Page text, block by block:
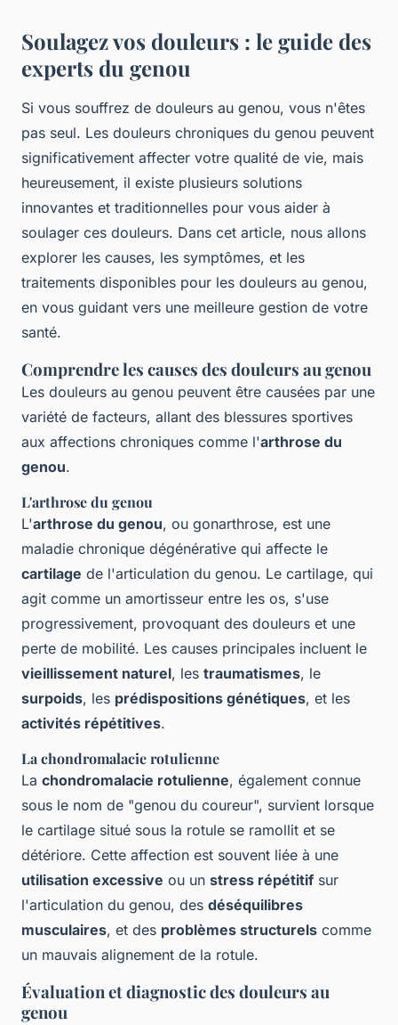
Soulagez vos douleurs : le guide des
experts du genou
Si vous souffrez de douleurs au genou, vous n'êtes
pas seul. Les douleurs chroniques du genou peuvent
significativement affecter votre qualité de vie, mais
heureusement, il existe plusieurs solutions
innovantes et traditionnelles pour vous aider à
soulager ces douleurs. Dans cet article, nous allons
explorer les causes, les symptômes, et les
traitements disponibles pour les douleurs au genou,
en vous guidant vers une meilleure gestion de votre
santé.
Comprendre les causes des douleurs au genou
Les douleurs au genou peuvent être causées par une
variété de facteurs, allant des blessures sportives
aux affections chroniques comme l'arthrose du
genou.
L'arthrose du genou
L'arthrose du genou, ou gonarthrose, est une
maladie chronique dégénérative qui affecte le
cartilage de l'articulation du genou. Le cartilage, qui
agit comme un amortisseur entre les os, s'use
progressivement, provoquant des douleurs et une
perte de mobilité. Les causes principales incluent le
vieillissement naturel, les traumatismes, le
surpoids, les prédispositions génétiques, et les
activités répétitives.
La chondromalacie rotulienne
La chondromalacie rotulienne, également connue
sous le nom de "genou du coureur", survient lorsque
le cartilage situé sous la rotule se ramollit et se
détériore. Cette affection est souvent liée à une
utilisation excessive ou un stress répétitif sur
l'articulation du genou, des déséquilibres
musculaires, et des problèmes structurels comme
un mauvais alignement de la rotule.
Évaluation et diagnostic des douleurs au
genou